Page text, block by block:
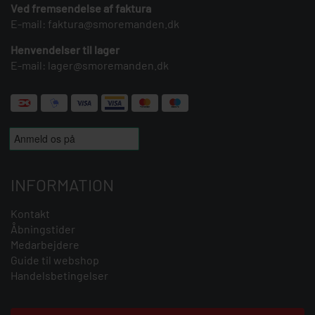
Ved fremsendelse af faktura
E-mail: faktura@smoremanden.dk
Henvendelser til lager
E-mail: lager@smoremanden.dk
INFORMATION
Kontakt
Åbningstider
Medarbejdere
Guide til webshop
Handelsbetingelser